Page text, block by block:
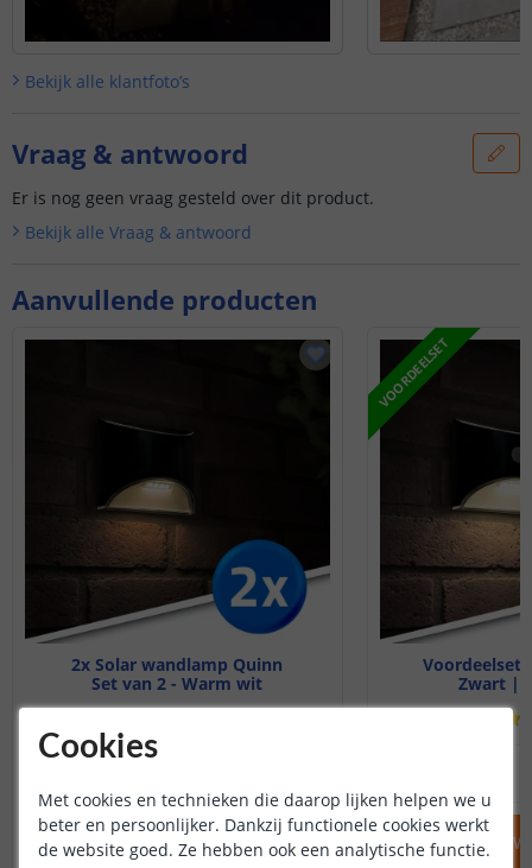
Aanvullende producten
2x Solar wandlamp Quinn
Set van 2 - Warm wit
IN WINKELWAGEN
VOORDEELSET
Voordeelset
Zwart |
IN
Bekijk alle klantfoto’s
Vraag & antwoord
Er is nog geen vraag gesteld over dit product.
Bekijk alle Vraag & antwoord
Cookies
Met cookies en technieken die daarop lijken helpen we u
beter en persoonlijker. Dankzij functionele cookies werkt
de website goed. Ze hebben ook een analytische functie.